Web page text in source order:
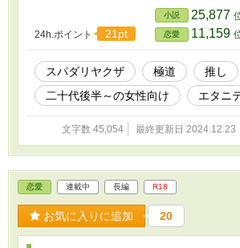
24h.ポイント 21pt
小説 25,877
恋愛 11,159
スパダリヤクザ 極道 推し
二十代後半～の女性向け
エタニ
文字数 45,054 最終更新日 2024.12.23
恋愛 連載中 長編 R18
お気に入りに追加 20